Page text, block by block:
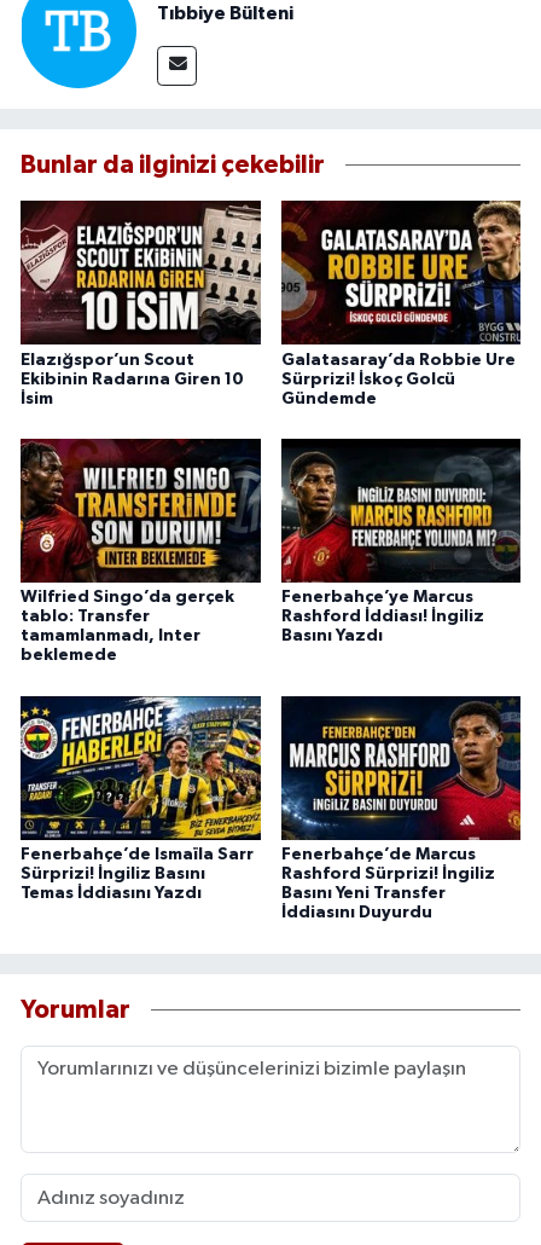
Tıbbiye Bülteni
Bunlar da ilginizi çekebilir
Elazığspor’un Scout
Ekibinin Radarına Giren 10
İsim
Galatasaray’da Robbie Ure
Sürprizi! İskoç Golcü
Gündemde
Wilfried Singo’da gerçek
tablo: Transfer
tamamlanmadı, Inter
beklemede
Fenerbahçe’ye Marcus
Rashford İddiası! İngiliz
Basını Yazdı
Fenerbahçe’de Ismaïla Sarr
Sürprizi! İngiliz Basını
Temas İddiasını Yazdı
Fenerbahçe’de Marcus
Rashford Sürprizi! İngiliz
Basını Yeni Transfer
İddiasını Duyurdu
Yorumlar